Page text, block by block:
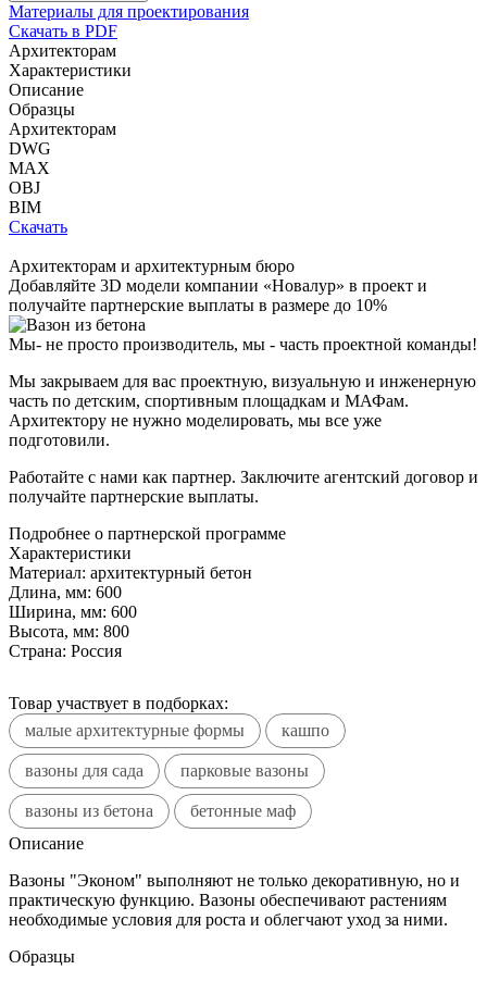
Материалы для проектирования
Скачать в PDF
Архитекторам
Характеристики
Описание
Образцы
Архитекторам
DWG
MAX
OBJ
BIM
Скачать
Архитекторам и архитектурным бюро
Добавляйте 3D модели компании «Новалур» в проект и
получайте партнерские выплаты в размере до 10%
Мы- не просто производитель, мы - часть проектной команды!
Мы закрываем для вас проектную, визуальную и инженерную
часть по детским, спортивным площадкам и МАФам.
Архитектору не нужно моделировать, мы все уже
подготовили.
Работайте с нами как партнер. Заключите агентский договор и
получайте партнерские выплаты.
Подробнее о партнерской программе
Характеристики
Материал: архитектурный бетон
Длина, мм: 600
Ширина, мм: 600
Высота, мм: 800
Страна: Россия
Товар участвует в подборках:
малые архитектурные формы
кашпо
вазоны для сада парковые вазоны
вазоны из бетона
бетонные маф
Описание
Вазоны "Эконом" выполняют не только декоративную, но и
практическую функцию. Вазоны обеспечивают растениям
необходимые условия для роста и облегчают уход за ними.
Образцы